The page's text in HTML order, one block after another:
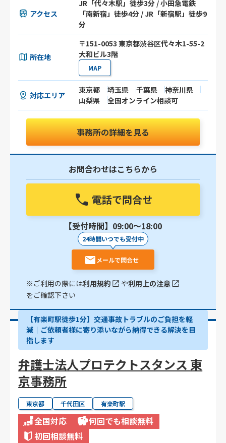
アクセス
JR「代々木駅」徒歩3分 / 小田急電鉄
「南新宿」徒歩4分 / JR「新宿駅」徒歩9
分
所在地
〒151-0053 東京都渋谷区代々木1-55-2
大和ビル3階
MAP
対応エリア
東京都 埼玉県 千葉県
神奈川県
山梨県
全国オンライン相談可
事務所の詳細を見る
お問合わせはこちらから
電話で問合せ
【受付時間】09:00〜18:00
24時間いつでも受付中
メールで問合せ
※ご利用の際には利用規約 や利用上の注意
をご確認下さい
【有楽町駅徒歩1分】交通事故トラブルのご負担を軽
減｜ご依頼者様に寄り添いながら納得できる解決を目
指します
弁護士法人プロテクトスタンス 東
京事務所
東京都 千代田区 有楽町駅
全国対応
何回でも相談無料
初回相談無料